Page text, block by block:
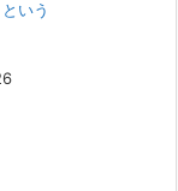
月まで、10代の対
ち」をお送りして
読むことができま
いう